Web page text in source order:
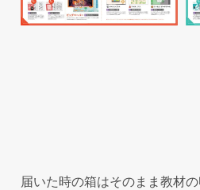
届いた時の箱はそのまま教材の